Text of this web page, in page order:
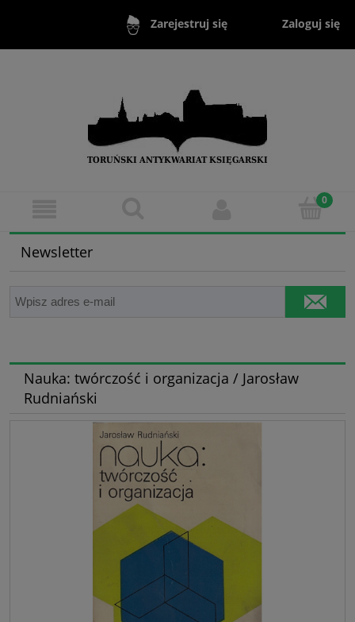
Zarejestruj się Zaloguj się
Newsletter
Nauka: twórczość i organizacja / Jarosław
Rudniański